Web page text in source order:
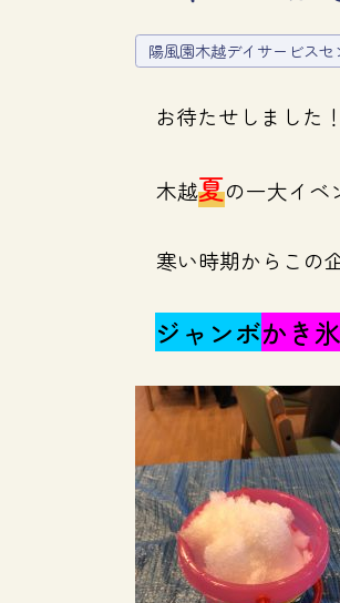
陽風園木越デイサービスセ
お待たせしました
木越夏の一大イベ
寒い時期からこの
ジャンボかき氷